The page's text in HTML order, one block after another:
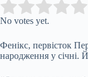
Rate this item:
No votes yet.
Фенікс, первісток
народження у січні.